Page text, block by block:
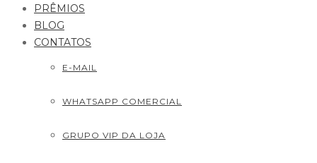
PRÊMIOS
BLOG
CONTATOS
E-MAIL
WHATSAPP COMERCIAL
GRUPO VIP DA LOJA